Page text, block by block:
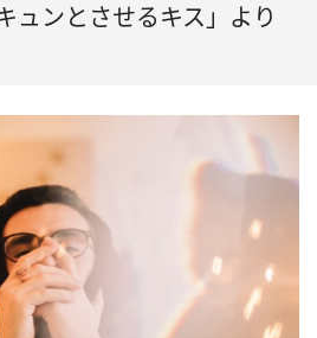
ュンとさせるキス」より